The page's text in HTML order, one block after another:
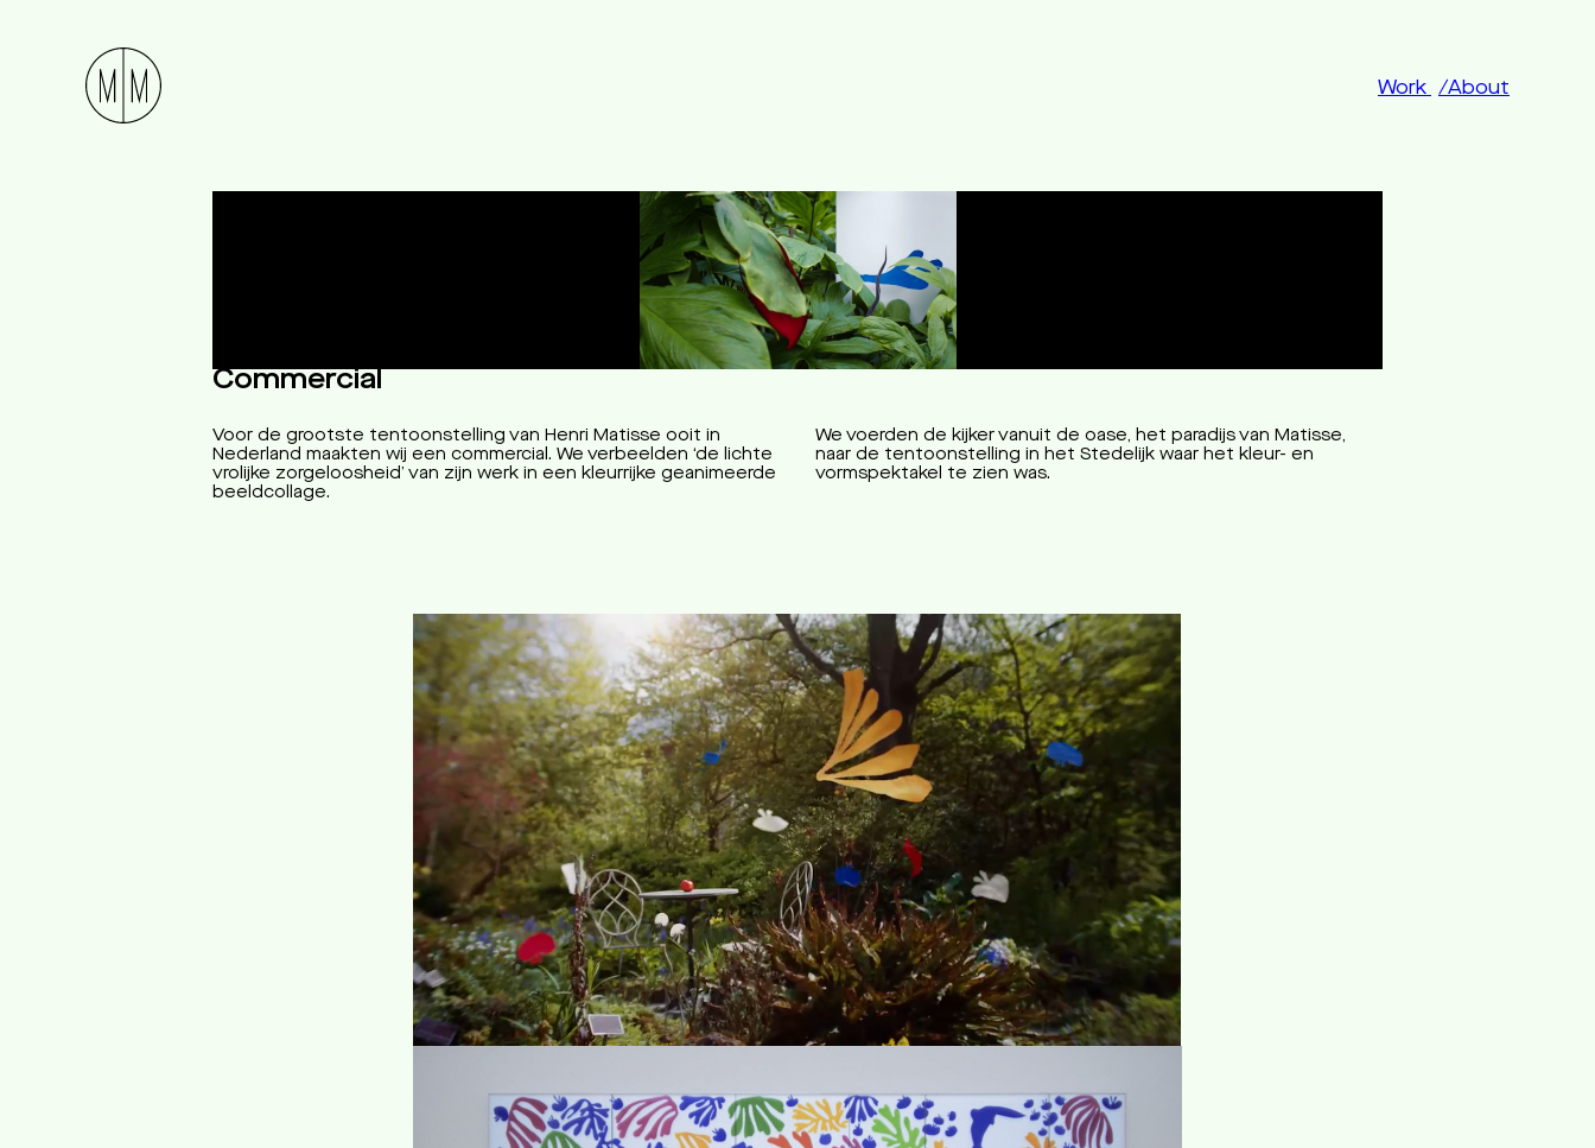
Work About
De oase van Matisse
Stedelijk Museum Amsterdam
Commercial
Voor de grootste tentoonstelling van Henri Matisse ooit in
Nederland maakten wij een commercial. We verbeelden ‘de lichte
vrolijke zorgeloosheid’ van zijn werk in een kleurrijke geanimeerde
beeldcollage.
We voerden de kijker vanuit de oase, het paradijs van Matisse,
naar de tentoonstelling in het Stedelijk waar het kleur- en
vormspektakel te zien was.